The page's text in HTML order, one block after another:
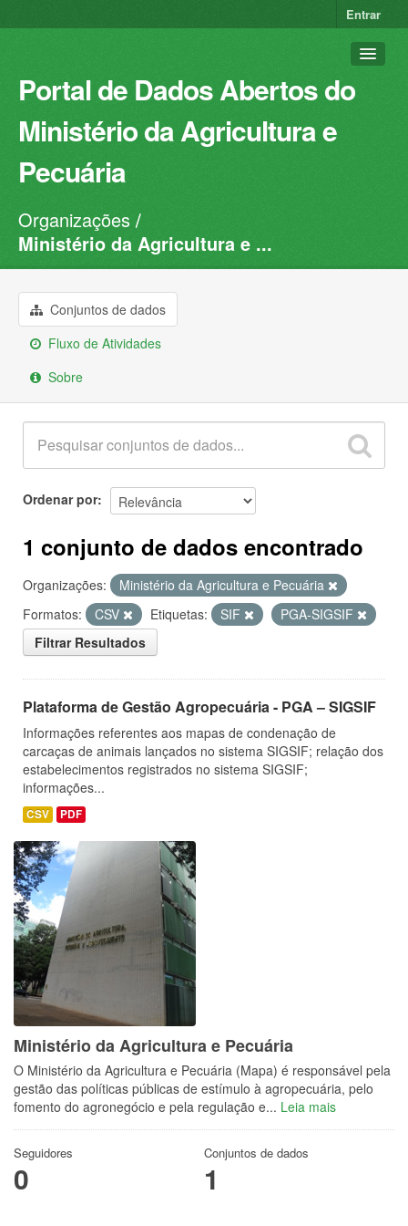
Entrar
Portal de Dados Abertos do
Ministério da Agricultura e
Pecuária
Conjuntos de dados
Organizações
Sobre
Organizações
Ministério da Agricultura e ...
Conjuntos de dados
Fluxo de Atividades
Sobre
Ordenar por
1 conjunto de dados encontrado
Organizações:
Ministério da Agricultura e Pecuária
Formatos:
CSV Etiquetas: SIF
PGA-SIGSIF
Filtrar Resultados
Plataforma de Gestão Agropecuária - PGA – SIGSIF
Informações referentes aos mapas de condenação de
carcaças de animais lançados no sistema SIGSIF; relação dos
estabelecimentos registrados no sistema SIGSIF;
informações...
CSV PDF
Ministério da Agricultura e Pecuária
O Ministério da Agricultura e Pecuária (Mapa) é responsável pela
gestão das políticas públicas de estímulo à agropecuária, pelo
fomento do agronegócio e pela regulação e... Leia mais
Seguidores
0
Conjuntos de dados
1